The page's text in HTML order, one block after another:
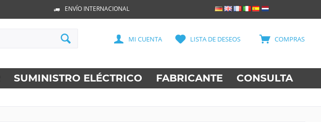
ENVÍO INTERNACIONAL
COMPRAS
LISTA DE DESEOS
MI CUENTA
SUMINISTRO ELÉCTRICO FABRICANTE CONSULTA